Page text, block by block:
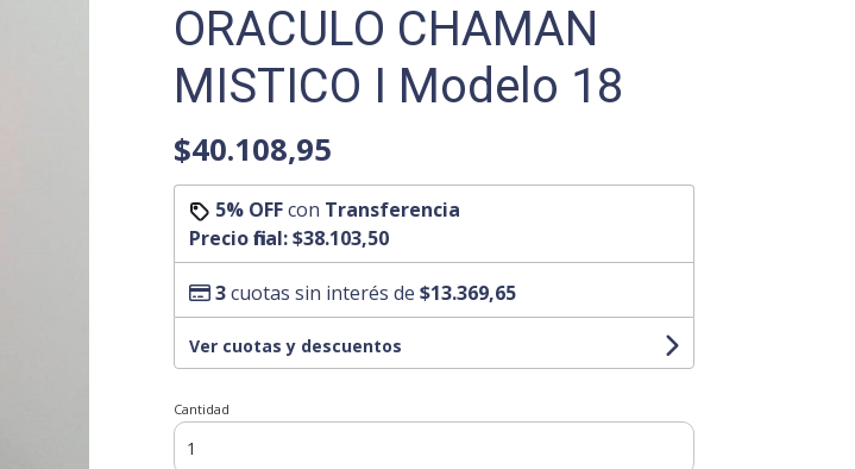
ORACULO CHAMAN
MISTICO I Modelo 18
$40.108,95
5% OFFcon Transferencia
Precio final:$38.103,50
3cuotas sin interés de $13.369,65
Ver cuotas y descuentos
Cantidad